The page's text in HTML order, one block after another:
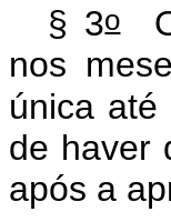
§ 3oO
nos
única até
de haver
após a